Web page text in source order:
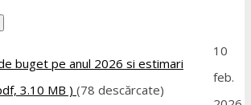
buget pe anul 2026 si estimari
3.10 MB ) (78 descărcate)
10
feb.